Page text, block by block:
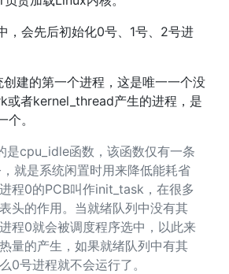
，会先后初始化0号、1号、2号进
建的第一个进程，这是唯一一个没
或者kernel_thread产生的进程，是
。
是cpu_idle函数，该函数仅有一条
就是系统闲置时用来降低能耗省
程0的PCB叫作init_task，在很多
头的作用。当就绪队列中没有其
程0就会被调度程序选中，以此来
量的产生，如果就绪队列中有其
0号进程就不会运行了。